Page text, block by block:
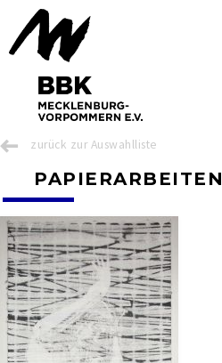
zurück zur Auswahlliste
PAPIERARBEITEN